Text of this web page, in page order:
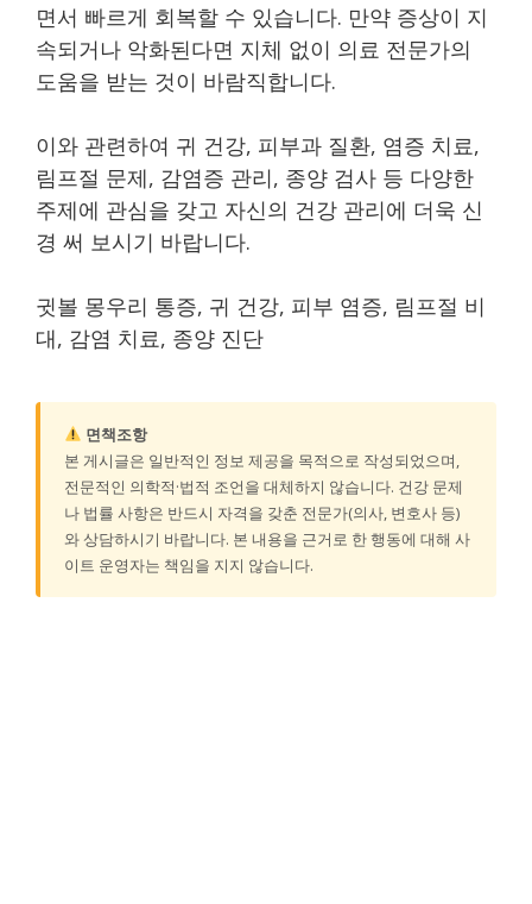
면서 빠르게 회복할 수 있습니다. 만약 증상이 지
속되거나 악화된다면 지체 없이 의료 전문가의
도움을 받는 것이 바람직합니다.
이와 관련하여 귀 건강, 피부과 질환, 염증 치료,
림프절 문제, 감염증 관리, 종양 검사 등 다양한
주제에 관심을 갖고 자신의 건강 관리에 더욱 신
경 써 보시기 바랍니다.
귓볼 몽우리 통증, 귀 건강, 피부 염증, 림프절 비
대, 감염 치료, 종양 진단
면책조항
본 게시글은 일반적인 정보 제공을 목적으로 작성되었으며,
전문적인 의학적·법적 조언을 대체하지 않습니다. 건강 문제
나 법률 사항은 반드시 자격을 갖춘 전문가(의사, 변호사 등)
와 상담하시기 바랍니다. 본 내용을 근거로 한 행동에 대해 사
이트 운영자는 책임을 지지 않습니다.